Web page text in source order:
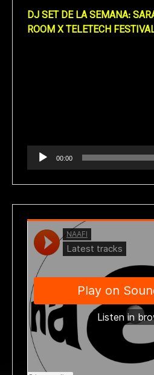
DJ SET DE LA SEMANA:
ROOM X TELETECH
00:00